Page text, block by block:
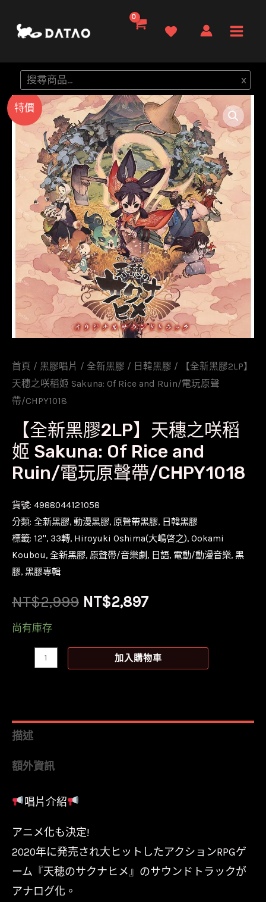
要
容
Menu
搜
尋
x
特價
首頁 / 黑膠唱片 / 全新黑膠 / 日韓黑膠 / 【全新黑膠2LP】
天穗之咲稻姬 Sakuna: Of Rice and Ruin/電玩原聲
帶/CHPY1018
【全新黑膠2LP】天穗之咲稻
姬 Sakuna: Of Rice and
Ruin/電玩原聲帶/CHPY1018
貨號: 4988044121058
分類: 全新黑膠, 動漫黑膠, 原聲帶黑膠, 日韓黑膠
標籤: 12'', 33轉, Hiroyuki Oshima(大嶋啓之), Ookami
Koubou, 全新黑膠, 原聲帶/音樂劇 , 日語, 電動/動漫音樂, 黑
膠, 黑膠專輯
NT$2,999 原
NT$2,897目
價
尚有庫存
2LP】
穗
咲
姬
Sakuna:
Rice
加入購物車
描述
額外資訊
唱片介紹
アニメ化も決定!
2020年に発売され大ヒットしたアクションRPGゲ
ーム『天穂のサクナヒメ』のサウンドトラックが
アナログ化。